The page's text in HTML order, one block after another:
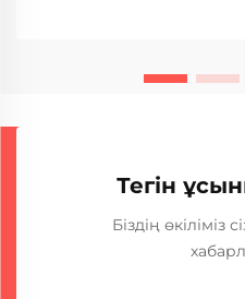
Тегін
Біздің өкіліміз